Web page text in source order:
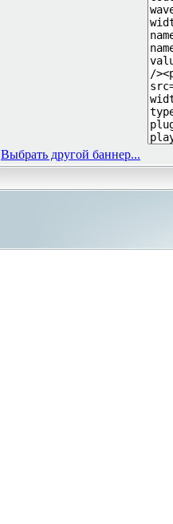
Выбрать другой баннер...